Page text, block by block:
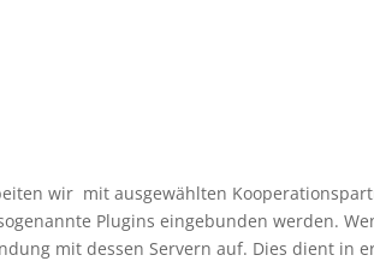
wir mit ausgewählten
Plugins eingebunden werden.
mit dessen Servern auf. Dies dient in